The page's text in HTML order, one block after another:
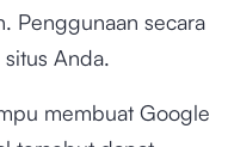
Penggunaan secara
Anda.
membuat Google